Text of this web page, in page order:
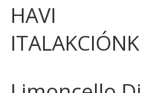
HAVI
ITALAKCIÓNK